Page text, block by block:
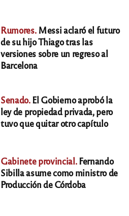
Rumores.Messi aclaró el futuro
de su hijo Thiago tras las
versiones sobre un regreso al
Barcelona
Senado.El Gobierno aprobó la
ley de propiedad privada, pero
tuvo que quitar otro capítulo
Gabinete provincial.Fernando
Sibilla asume como ministro de
Producción de Córdoba